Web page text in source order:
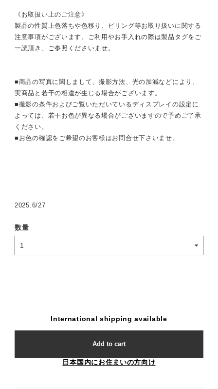
《お取扱い上のご注意》
製品の性質上色落ちや色移り、ピリング等お取り扱いに関する
注意事項がございます。ご利用やお手入れの際は製品タグをご
一読頂き、ご参照くださいませ。
■商品の写真に関しまして、撮影方法、光の加減などにより、
実商品と若干の相違が生じる場合がございます。
■撮影の条件およびご覧いただいているディスプレイの設定に
よっては、若干お色が異なる場合がございますので予めご了承
ください。
■お色の確認をご希望のお客様はお問合せ下さいませ。
2025.6/27
数量
International shipping available
Add to cart
日本国内にお住まいの方向け